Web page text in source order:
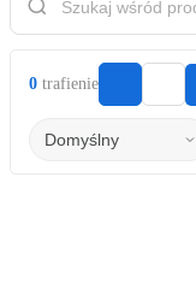
0 trafienie